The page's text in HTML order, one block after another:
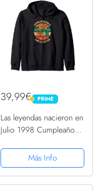
39,99€ PRIME
PRIME
Las leyendas nacieron en
Julio 1998 Cumpleaños
CapuchaMás Info